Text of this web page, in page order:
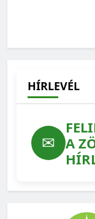
2026-04-30
HÍRLEVÉL
✉
A